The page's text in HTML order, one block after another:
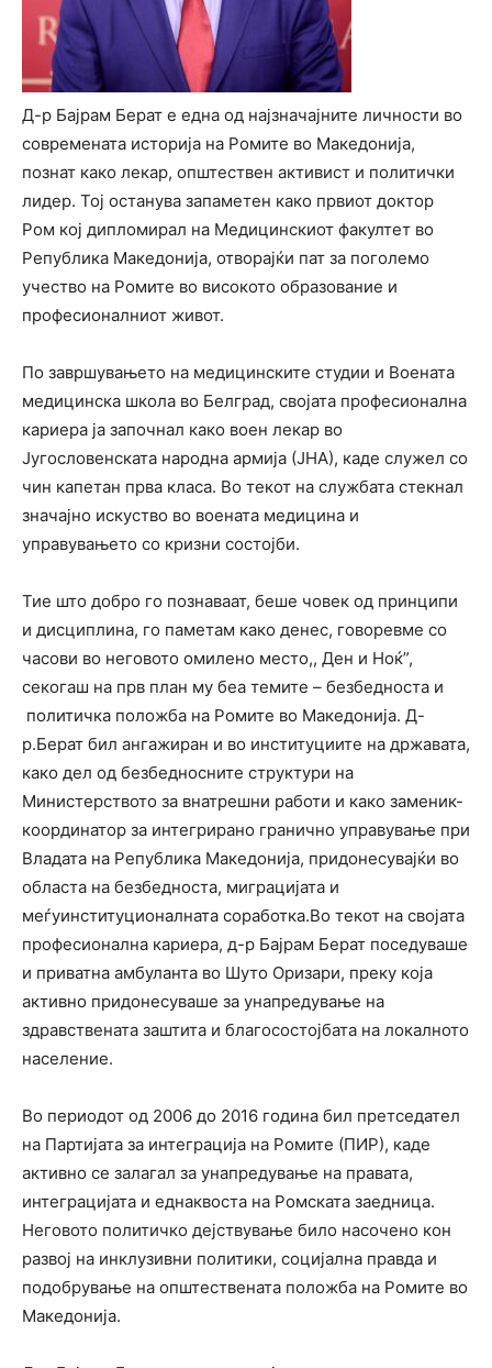
Д-р Бајрам Берат е една од најзначајните личности во
современата историја на Ромите во Македонија,
познат како лекар, општествен активист и политички
лидер. Тој останува запаметен како првиот доктор
Ром кој дипломирал на Медицинскиот факултет во
Република Македонија, отворајќи пат за поголемо
учество на Ромите во високото образование и
професионалниот живот.
По завршувањето на медицинските студии и Воената
медицинска школа во Белград, својата професионална
кариера ја започнал како воен лекар во
Југословенската народна армија (ЈНА), каде служел со
чин капетан прва класа. Во текот на службата стекнал
значајно искуство во воената медицина и
управувањето со кризни состојби.
Тие што добро го познаваат, беше човек од принципи
и дисциплина, го паметам како денес, говоревме со
часови во неговото омилено место,, Ден и Ноќ”,
секогаш на прв план му беа темите – безбедноста и
политичка положба на Ромите во Македонија. Д-
р.Берат бил ангажиран и во институциите на државата,
како дел од безбедносните структури на
Министерството за внатрешни работи и како заменик-
координатор за интегрирано гранично управување при
Владата на Република Македонија, придонесувајќи во
областа на безбедноста, миграцијата и
меѓуинституционалната соработка.Во текот на својата
професионална кариера, д-р Бајрам Берат поседуваше
и приватна амбуланта во Шуто Оризари, преку која
активно придонесуваше за унапредување на
здравствената заштита и благосостојбата на локалното
население.
Во периодот од 2006 до 2016 година бил претседател
на Партијата за интеграција на Ромите (ПИР), каде
активно се залагал за унапредување на правата,
интеграцијата и еднаквоста на Ромската заедница.
Неговото политичко дејствување било насочено кон
развој на инклузивни политики, социјална правда и
подобрување на општествената положба на Ромите во
Македонија.